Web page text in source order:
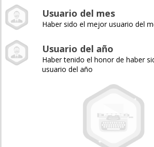
Usuario del mes
Haber sido el mejor usuario del
Usuario del año
Haber tenido el honor de haber
usuario del año